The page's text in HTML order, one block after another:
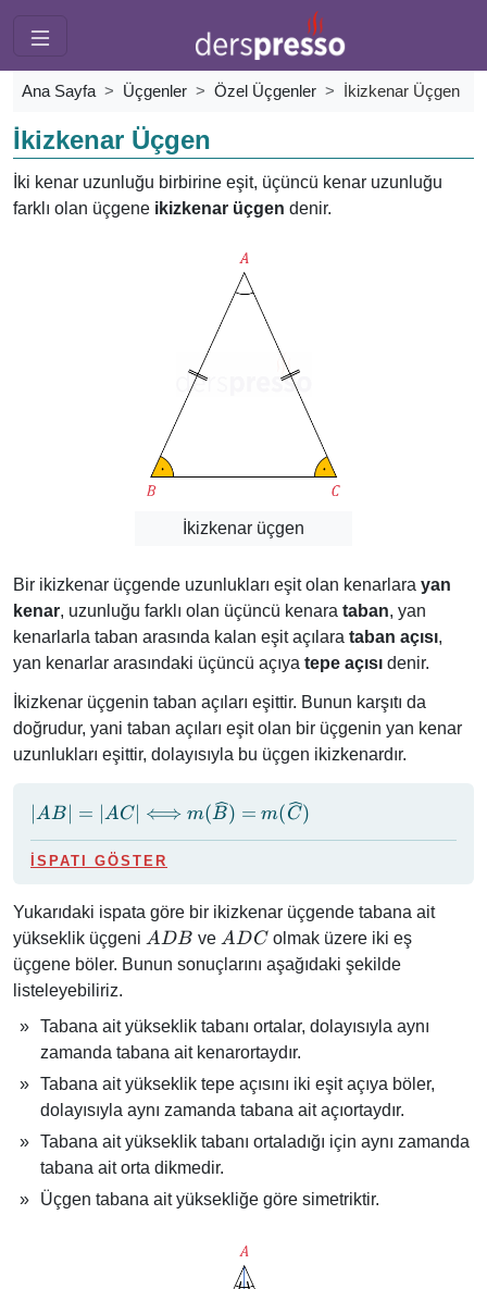
Ana Sayfa Üçgenler Özel Üçgenler İkizkenar Üçgen
İkizkenar Üçgen
İki kenar uzunluğu birbirine eşit, üçüncü kenar uzunluğu
farklı olan üçgene ikizkenar üçgen denir.
İkizkenar üçgen
Bir ikizkenar üçgende uzunlukları eşit olan kenarlara yan
kenar, uzunluğu farklı olan üçüncü kenara taban, yan
kenarlarla taban arasında kalan eşit açılara taban açısı,
yan kenarlar arasındaki üçüncü açıya tepe açısı denir.
İkizkenar üçgenin taban açıları eşittir. Bunun karşıtı da
doğrudur, yani taban açıları eşit olan bir üçgenin yan kenar
uzunlukları eşittir, dolayısıyla bu üçgen ikizkenardır.
\abs{AB} =
\abs{AC}
\Longleftrightarrow
m(\widehat{C})
AB = AC∣ ⟺ m(B) = m(C)
İSPATI GÖSTER
Yukarıdaki ispata göre bir ikizkenar üçgende tabana ait
yükseklik üçgeni ADB
ADB ve ADC
ADC olmak üzere iki eş
üçgene böler. Bunun sonuçlarını aşağıdaki şekilde
listeleyebiliriz.
Tabana ait yükseklik tabanı ortalar, dolayısıyla aynı
zamanda tabana ait kenarortaydır.
Tabana ait yükseklik tepe açısını iki eşit açıya böler,
dolayısıyla aynı zamanda tabana ait açıortaydır.
Tabana ait yükseklik tabanı ortaladığı için aynı zamanda
tabana ait orta dikmedir.
Üçgen tabana ait yüksekliğe göre simetriktir.